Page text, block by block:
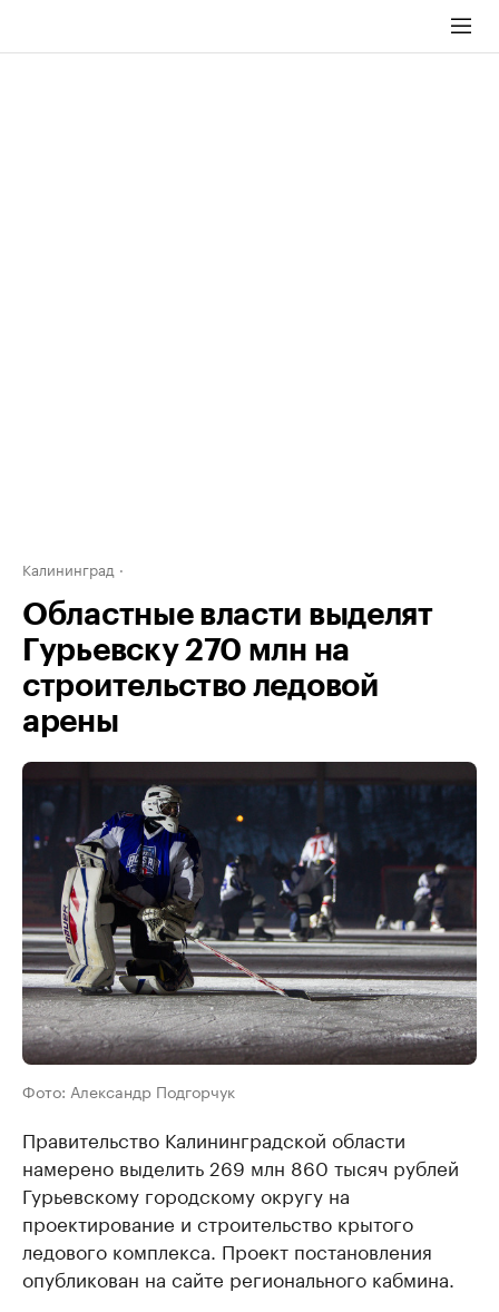
Калининград
Областные власти выделят
Гурьевску 270 млн на
строительство ледовой
арены
Фото: Александр Подгорчук
Правительство Калининградской области
намерено выделить 269 млн 860 тысяч рублей
Гурьевскому городскому округу на
проектирование и строительство крытого
ледового комплекса. Проект постановления
опубликован на сайте регионального кабмина.